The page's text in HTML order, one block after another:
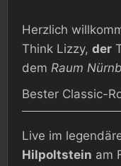
Herzlich
Think Lizzy, der
dem Raum
Bester Classic-
Live im
Hilpoltstein am